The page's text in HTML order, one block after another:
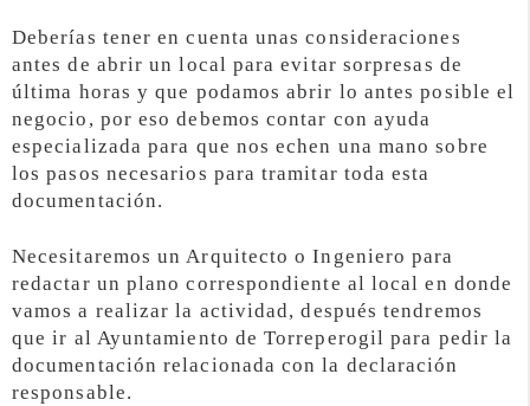
Deberías tener en cuenta unas consideraciones
antes de abrir un local para evitar sorpresas de
última horas y que podamos abrir lo antes posible el
negocio, por eso debemos contar con ayuda
especializada para que nos echen una mano sobre
los pasos necesarios para tramitar toda esta
documentación.
Necesitaremos un Arquitecto o Ingeniero para
redactar un plano correspondiente al local en donde
vamos a realizar la actividad, después tendremos
que ir al Ayuntamiento de Torreperogil para pedir la
documentación relacionada con la declaración
responsable.